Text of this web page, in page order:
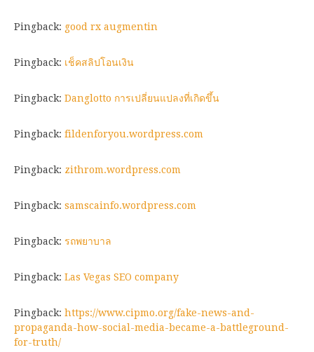
Pingback: good rx augmentin
Pingback: เช็คสลิปโอนเงิน
Pingback: Danglotto การเปลี่ยนแปลงที่เกิดขึ้น
Pingback: fildenforyou.wordpress.com
Pingback: zithrom.wordpress.com
Pingback: samscainfo.wordpress.com
Pingback: รถพยาบาล
Pingback: Las Vegas SEO company
Pingback: https://www.cipmo.org/fake-news-and-
propaganda-how-social-media-became-a-battleground-
for-truth/